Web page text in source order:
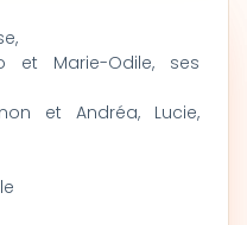
et Marie-Odile, ses
et Andréa, Lucie,